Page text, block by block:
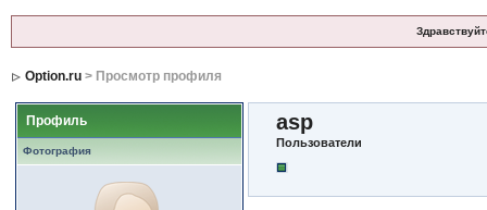
Option.ru> Просмотр профиля
Профиль
Фотография
asp
Пользователи